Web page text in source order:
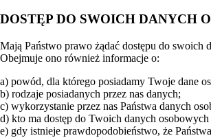
DOSTĘP DO SWOICH DANYCH
Mają Państwo prawo żądać dostępu do swoich
Obejmuje ono również informacje o:
a) powód, dla którego posiadamy Twoje dane
b) rodzaje posiadanych przez nas danych;
c) wykorzystanie przez nas Państwa danych
d) kto ma dostęp do Twoich danych
e) gdy istnieje prawdopodobieństwo, że